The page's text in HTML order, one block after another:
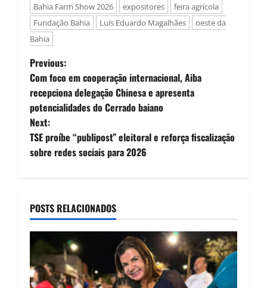
Bahia Farm Show 2026
expositores
feira agrícola
Fundação Bahia
Luís Eduardo Magalhães
oeste da
Bahia
P
o
s
t
v
g
Previous:
Com foco em cooperação internacional, Aiba
recepciona delegação Chinesa e apresenta
potencialidades do Cerrado baiano
Next:
TSE proíbe “publipost” eleitoral e reforça fiscalização
sobre redes sociais para 2026
POSTS RELACIONADOS